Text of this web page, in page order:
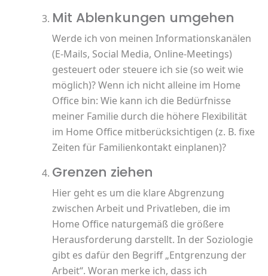
Mit Ablenkungen umgehen
Werde ich von meinen Informationskanälen
(E-Mails, Social Media, Online-Meetings)
gesteuert oder steuere ich sie (so weit wie
möglich)? Wenn ich nicht alleine im Home
Office bin: Wie kann ich die Bedürfnisse
meiner Familie durch die höhere Flexibilität
im Home Office mitberücksichtigen (z. B. fixe
Zeiten für Familienkontakt einplanen)?
Grenzen ziehen
Hier geht es um die klare Abgrenzung
zwischen Arbeit und Privatleben, die im
Home Office naturgemäß die größere
Herausforderung darstellt. In der Soziologie
gibt es dafür den Begriff „Entgrenzung der
Arbeit“. Woran merke ich, dass ich